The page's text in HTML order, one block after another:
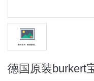
德国原装burkert